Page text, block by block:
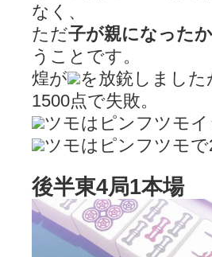
なく、
ただ子が親になった
うことです。
煌が
を放銃しました
1500点で失敗。
ツモはピンフツモ
ツモはピンフツモ
後半東4局1本場